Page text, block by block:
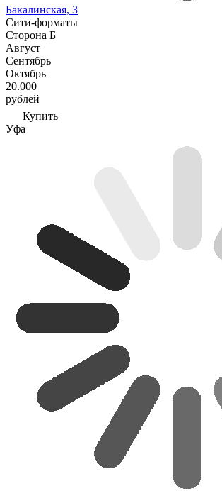
Бакалинская, 3
Сити-форматы
Сторона Б
Август
Сентябрь
Октябрь
20.000
рублей
Купить
Уфа